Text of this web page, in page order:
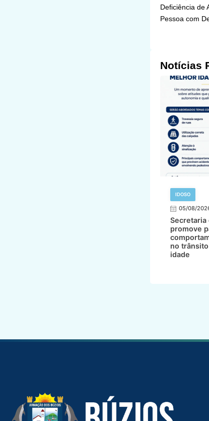
Deficiência de
Pessoa com
Notícias
IDOSO
05/08/
Secretaria
promove
no
idade